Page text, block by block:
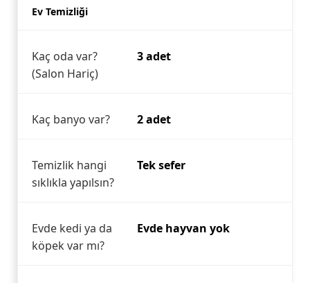
Ev Temizliği
Kaç oda var?
(Salon Hariç)
3 adet
Kaç banyo var? 2 adet
Temizlik hangi
sıklıkla yapılsın?
Tek sefer
Evde kedi ya da
köpek var mı?
Evde hayvan yok